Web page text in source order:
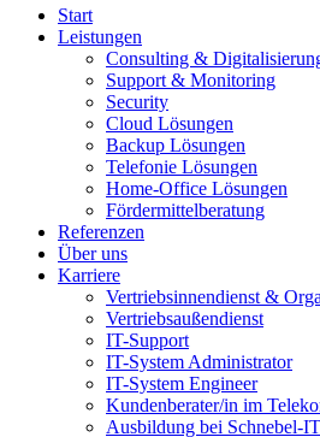
Start
Leistungen
Consulting &
Support & Monitoring
Security
Cloud Lösungen
Backup Lösungen
Telefonie Lösungen
Home-Office Lösungen
Fördermittelberatung
Referenzen
Über uns
Karriere
Vertrieb­sinnen­dienst &
Vertriebsaußendienst
IT-Support
IT-System Administrator
IT-System Engineer
Kunden­berater/in im
Ausbildung bei Schnebel-